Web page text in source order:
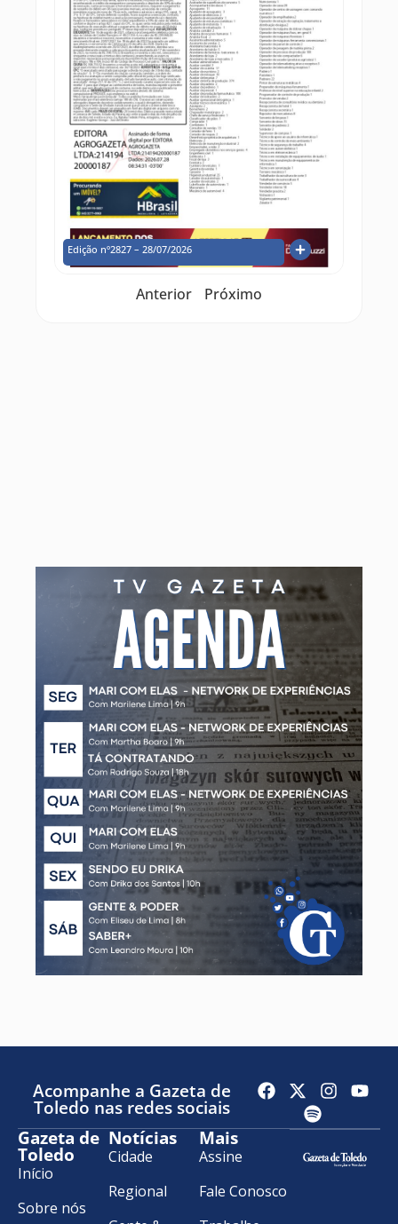
Edição nº2827 – 28/07/2026
Anterior Próximo
Acompanhe a Gazeta de
Toledo nas redes sociais
Gazeta de
Toledo
Início
Sobre nós
Notícias
Cidade
Regional
Mais
Assine
Fale Conosco